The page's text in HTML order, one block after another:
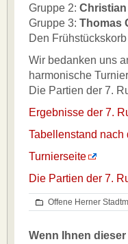
Gruppe 2:
Gruppe 3: Thomas
Den
Wir bedanken uns
harmonische
Die Partien der 7.
Ergebnisse der 7.
Tabellenstand nach
Turnierseite
Die Partien der 7.
Offene Herner
Wenn Ihnen